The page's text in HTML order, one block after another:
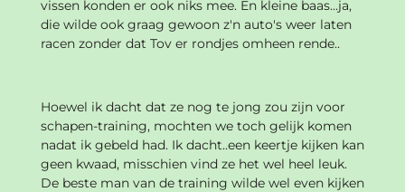
vissen konden er ook niks mee. En kleine baas...ja,
die wilde ook graag gewoon z'n auto's weer laten
racen zonder dat Tov er rondjes omheen rende..
Hoewel ik dacht dat ze nog te jong zou zijn voor
schapen-training, mochten we toch gelijk komen
nadat ik gebeld had. Ik dacht..een keertje kijken kan
geen kwaad, misschien vind ze het wel heel leuk.
De beste man van de training wilde wel even kijken